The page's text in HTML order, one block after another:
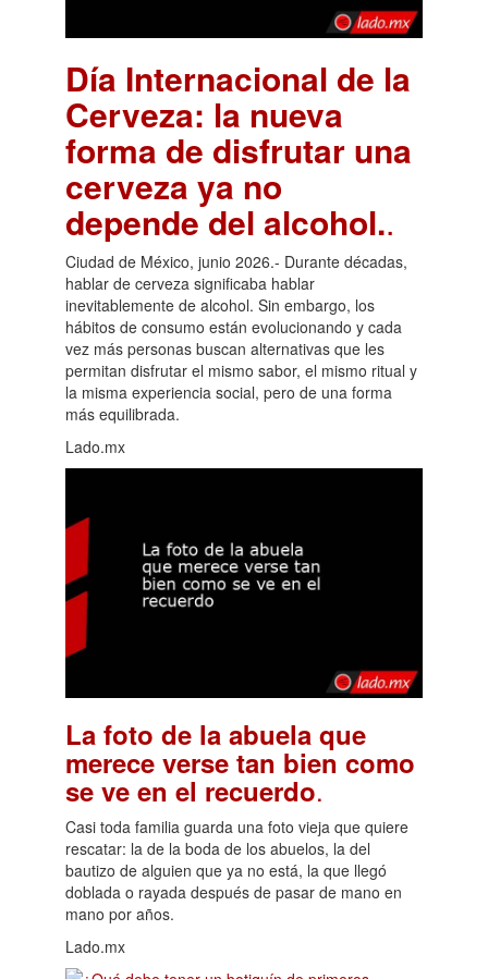
Día Internacional de la
Cerveza: la nueva
forma de disfrutar una
cerveza ya no
depende del alcohol..
Ciudad de México, junio 2026.- Durante décadas,
hablar de cerveza significaba hablar
inevitablemente de alcohol. Sin embargo, los
hábitos de consumo están evolucionando y cada
vez más personas buscan alternativas que les
permitan disfrutar el mismo sabor, el mismo ritual y
la misma experiencia social, pero de una forma
más equilibrada.
Lado.mx
La foto de la abuela que
merece verse tan bien como
se ve en el recuerdo.
Casi toda familia guarda una foto vieja que quiere
rescatar: la de la boda de los abuelos, la del
bautizo de alguien que ya no está, la que llegó
doblada o rayada después de pasar de mano en
mano por años.
Lado.mx